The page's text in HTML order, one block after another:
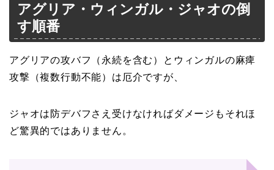
アグリア・ウィンガル・ジャオの倒
す順番
アグリアの攻バフ（永続を含む）とウィンガルの麻痺
攻撃（複数行動不能）は厄介ですが、
ジャオは防デバフさえ受けなければダメージもそれほ
ど驚異的ではありません。